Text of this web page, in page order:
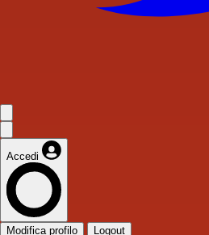
Accedi
Modifica profilo Logout